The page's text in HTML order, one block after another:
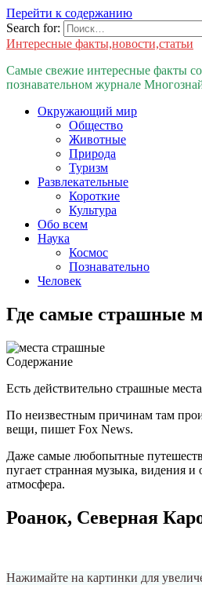
Перейти к содержанию
Search for:
Интересные факты,новости,статьи
Самые свежие интересные факты со
познавательном журнале
Окружающий мир
Общество
Животные
Природа
Туризм
Развлекательные
Короткие
Культура
Обо всем
Наука
Космос
Познавательно
Человек
Где самые страшные
Содержание
Есть действительно страшные
По неизвестным причинам там
вещи, пишет Fox News.
Даже самые любопытные
пугает странная музыка, видения и
атмосфера.
Роанок, Северная
Нажимайте на картинки для